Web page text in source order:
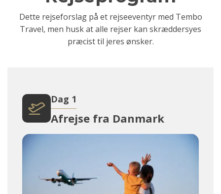
Dette rejseforslag på et rejseeventyr med Tembo
Travel, men husk at alle rejser kan skræddersyes
præcist til jeres ønsker.
Dag 1
Afrejse fra Danmark